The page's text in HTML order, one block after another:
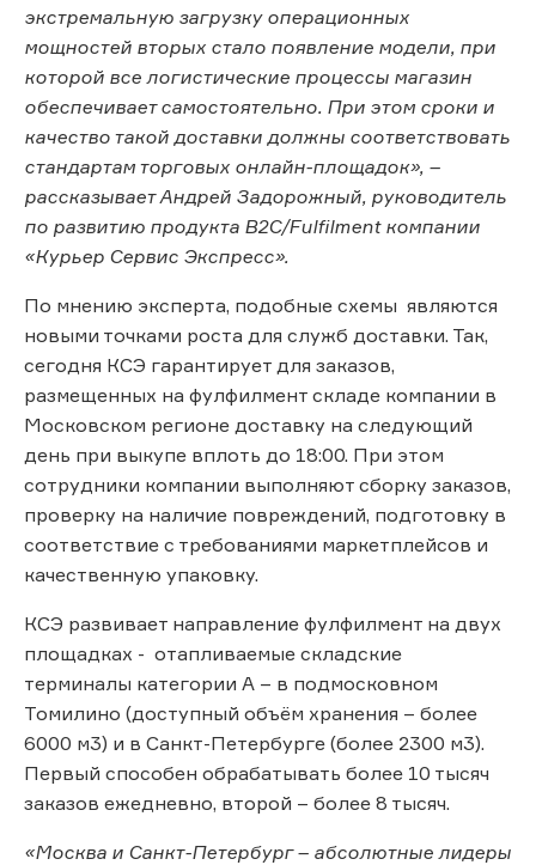
экстремальную загрузку операционных
мощностей вторых стало появление модели, при
которой все логистические процессы магазин
обеспечивает самостоятельно. При этом сроки и
качество такой доставки должны соответствовать
стандартам торговых онлайн-площадок», –
рассказывает Андрей Задорожный, руководитель
по развитию продукта B2C/Fulfilment компании
«Курьер Сервис Экспресс».
По мнению эксперта, подобные схемы являются
новыми точками роста для служб доставки. Так,
сегодня КСЭ гарантирует для заказов,
размещенных на фулфилмент складе компании в
Московском регионе доставку на следующий
день при выкупе вплоть до 18:00. При этом
сотрудники компании выполняют сборку заказов,
проверку на наличие повреждений, подготовку в
соответствие с требованиями маркетплейсов и
качественную упаковку.
КСЭ развивает направление фулфилмент на двух
площадках - отапливаемые складские
терминалы категории А – в подмосковном
Томилино (доступный объём хранения – более
6000 м3) и в Санкт-Петербурге (более 2300 м3).
Первый способен обрабатывать более 10 тысяч
заказов ежедневно, второй – более 8 тысяч.
«Москва и Санкт-Петербург – абсолютные лидеры